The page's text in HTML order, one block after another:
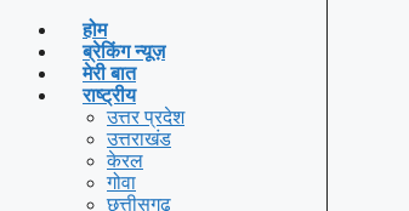
होम
ब्रेकिंग न्यूज़
मेरी बात
राष्ट्रीय
उत्तर प्रदेश
उत्तराखंड
केरल
गोवा
छत्तीसगढ़